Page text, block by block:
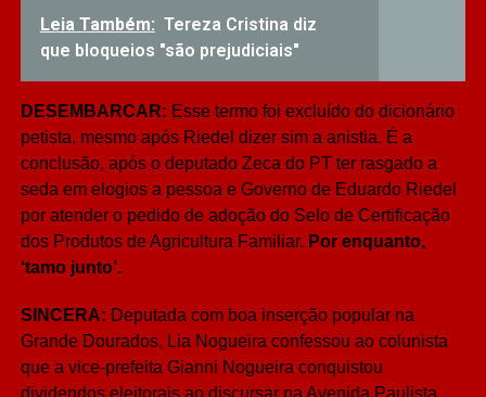
Leia Também: Tereza Cristina diz
que bloqueios "são prejudiciais"
DESEMBARCAR: Esse termo foi excluído do dicionário
petista, mesmo após Riedel dizer sim a anistia. É a
conclusão, após o deputado Zeca do PT ter rasgado a
seda em elogios a pessoa e Governo de Eduardo Riedel
por atender o pedido de adoção do Selo de Certificação
dos Produtos de Agricultura Familiar. Por enquanto,
‘tamo junto’.
SINCERA: Deputada com boa inserção popular na
Grande Dourados, Lia Nogueira confessou ao colunista
que a vice-prefeita Gianni Nogueira conquistou